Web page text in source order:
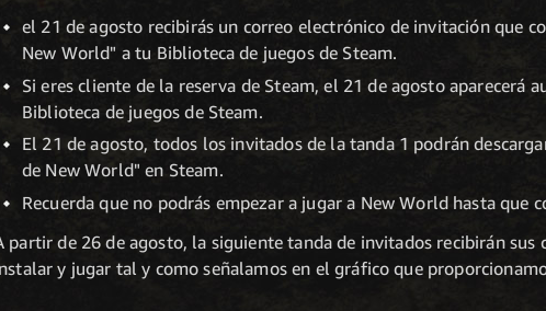
el 21 de agosto recibirás un correo electrónico de invitación que
New World" a tu Biblioteca de juegos de Steam.
Si eres cliente de la reserva de Steam, el 21 de agosto
Biblioteca de juegos de Steam.
El 21 de agosto, todos los invitados de la tanda 1 podrán
de New World" en Steam.
Recuerda que no podrás empezar a jugar a New World hasta que
partir de 26 de agosto, la siguiente tanda de invitados recibirán
y jugar tal y como señalamos en el gráfico que